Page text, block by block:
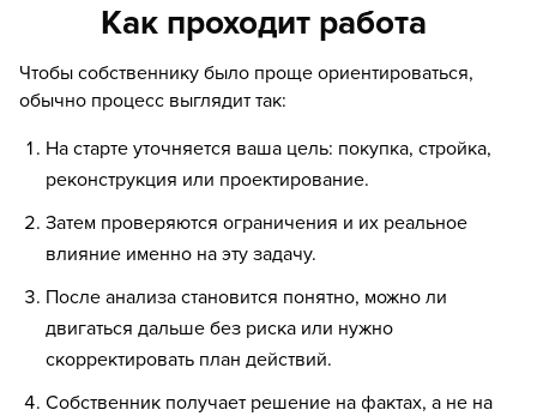
Как проходит работа
Чтобы собственнику было проще ориентироваться,
обычно процесс выглядит так:
На старте уточняется ваша цель: покупка, стройка,
реконструкция или проектирование.
Затем проверяются ограничения и их реальное
влияние именно на эту задачу.
После анализа становится понятно, можно ли
двигаться дальше без риска или нужно
скорректировать план действий.
Собственник получает решение на фактах, а не на